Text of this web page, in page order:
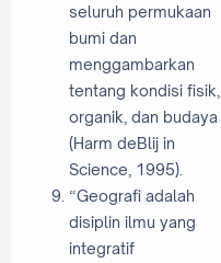
seluruh permukaan
bumi dan
menggambarkan
tentang kondisi fisik,
organik, dan budaya
(Harm deBlij in
Science, 1995).
“Geografi adalah
disiplin ilmu yang
integratif